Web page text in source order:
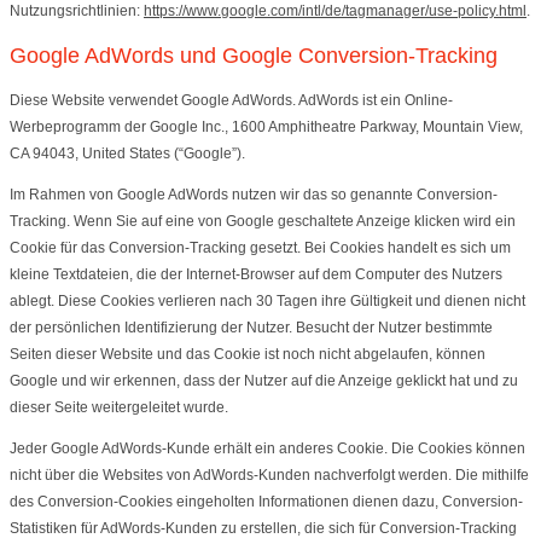
Nutzungsrichtlinien: https://www.google.com/intl/de/tagmanager/use-policy.html
Google AdWords und Google Conversion-Tracking
Diese Website verwendet Google AdWords. AdWords ist ein Online-
Werbeprogramm der Google Inc., 1600 Amphitheatre Parkway, Mountain View,
CA 94043, United States (“Google”).
Im Rahmen von Google AdWords nutzen wir das so genannte Conversion-
Tracking. Wenn Sie auf eine von Google geschaltete Anzeige klicken wird ein
Cookie für das Conversion-Tracking gesetzt. Bei Cookies handelt es sich um
kleine Textdateien, die der Internet-Browser auf dem Computer des Nutzers
ablegt. Diese Cookies verlieren nach 30 Tagen ihre Gültigkeit und dienen nicht
der persönlichen Identifizierung der Nutzer. Besucht der Nutzer bestimmte
Seiten dieser Website und das Cookie ist noch nicht abgelaufen, können
Google und wir erkennen, dass der Nutzer auf die Anzeige geklickt hat und zu
dieser Seite weitergeleitet wurde.
Jeder Google AdWords-Kunde erhält ein anderes Cookie. Die Cookies können
nicht über die Websites von AdWords-Kunden nachverfolgt werden. Die mithilfe
des Conversion-Cookies eingeholten Informationen dienen dazu, Conversion-
Statistiken für AdWords-Kunden zu erstellen, die sich für Conversion-Tracking